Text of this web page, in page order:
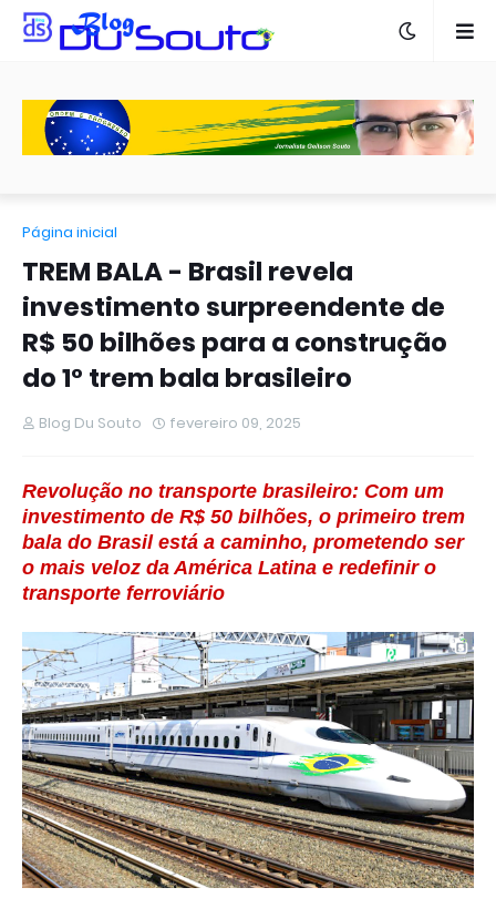
Página inicial
TREM BALA - Brasil revela
investimento surpreendente de
R$ 50 bilhões para a construção
do 1° trem bala brasileiro
Blog Du Souto fevereiro 09, 2025
Revolução no transporte brasileiro: Com um
investimento de R$ 50 bilhões, o primeiro trem
bala do Brasil está a caminho, prometendo ser
o mais veloz da América Latina e redefinir o
transporte ferroviário